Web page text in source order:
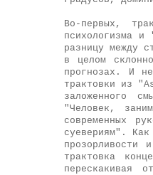
Во-первых,
психологизма и
разницу между
в целом
прогнозах. И
трактовки из
заложенного
"Человек,
современных
суевериям". Как
прозорливости
трактовка
перескакивая